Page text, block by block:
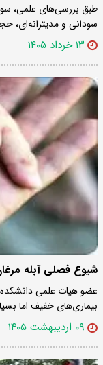
طبق بررسی‌های علمی،
سودانی و مدیترانه‌ای،
۱۳ خرداد ۱۴۰۵
شیوع فصلی آبله
عضو هیات علمی دانشکده
بیماری‌های خفیف اما
۰۹ اردیبهشت ۱۴۰۵